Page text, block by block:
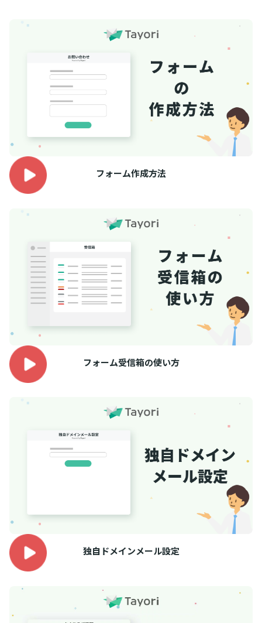
フォーム作成方法
フォーム受信箱の使い方
独自ドメインメール設定